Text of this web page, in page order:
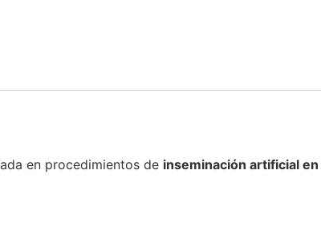
en procedimientos de inseminación artificial